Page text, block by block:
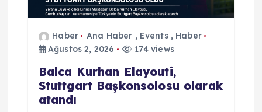
Haber Ana Haber , Events, Haber
Ağustos 2, 2026
174 views
Balca Kurhan Elayouti,
Stuttgart Başkonsolosu olarak
atandı